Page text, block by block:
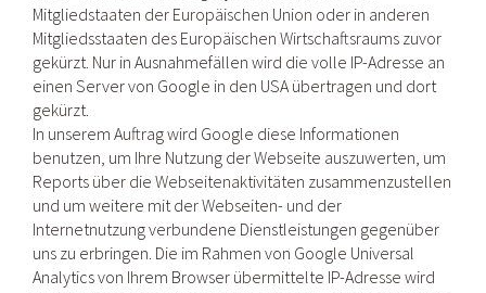
Mitgliedstaaten der Europäischen Union oder in anderen
Mitgliedsstaaten des Europäischen Wirtschaftsraums zuvor
gekürzt. Nur in Ausnahmefällen wird die volle IP-Adresse an
einen Server von Google in den USA übertragen und dort
gekürzt.
In unserem Auftrag wird Google diese Informationen
benutzen, um Ihre Nutzung der Webseite auszuwerten, um
Reports über die Webseitenaktivitäten zusammenzustellen
und um weitere mit der Webseiten- und der
Internetnutzung verbundene Dienstleistungen gegenüber
uns zu erbringen. Die im Rahmen von Google Universal
Analytics von Ihrem Browser übermittelte IP-Adresse wird